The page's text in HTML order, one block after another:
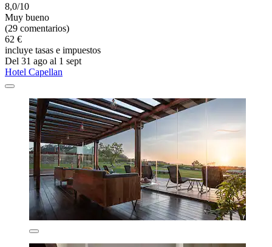
8,0/10
Muy bueno
(29 comentarios)
62 €
incluye tasas e impuestos
Del 31 ago al 1 sept
Hotel Capellan